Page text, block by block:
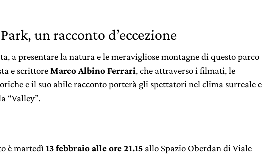
un racconto d’eccezione
a presentare la natura e le meravigliose montagne di questo parco
e scrittoreMarco Albino Ferrari, che attraverso i filmati, le
e il suo abile racconto porterà gli spettatori nel clima surreale e
“Valley”.
è martedì 13 febbraio alle ore 21.15 allo Spazio Oberdan di Viale